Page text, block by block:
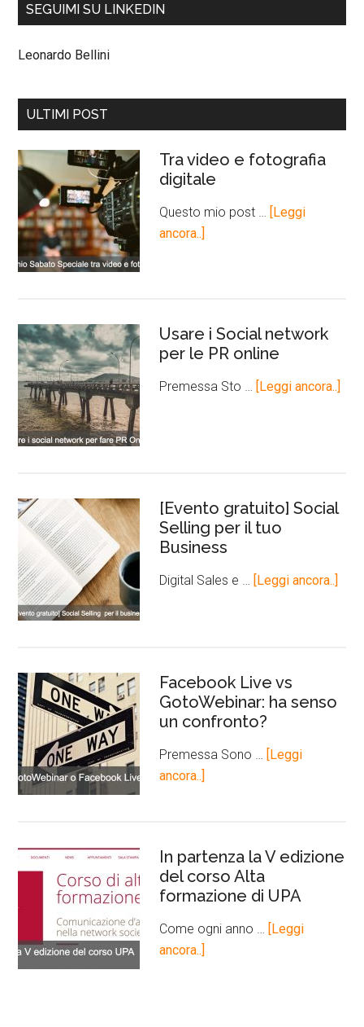
SEGUIMI SU LINKEDIN
Leonardo Bellini
ULTIMI POST
Tra video e fotografia
digitale
Questo mio post … [Leggi
ancora..]
Usare i Social network
per le PR online
Premessa Sto … [Leggi ancora..]
[Evento gratuito] Social
Selling per il tuo
Business
Digital Sales e … [Leggi ancora..]
Facebook Live vs
GotoWebinar: ha senso
un confronto?
Premessa Sono … [Leggi
ancora..]
In partenza la V edizione
del corso Alta
formazione di UPA
Come ogni anno … [Leggi
ancora..]